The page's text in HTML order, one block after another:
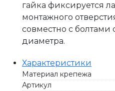
гайка фиксируется
монтажного
совместно с болтами
диаметра.
Характеристики
Материал крепежа
Артикул